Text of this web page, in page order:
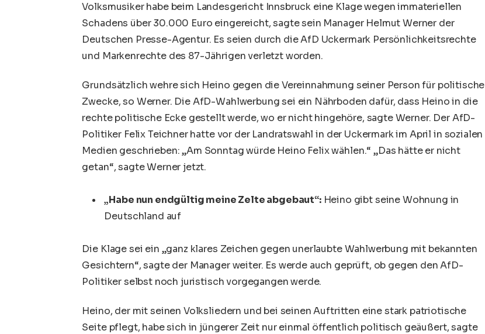
Volksmusiker habe beim Landesgericht Innsbruck eine Klage wegen immateriellen
Schadens über 30.000 Euro eingereicht, sagte sein Manager Helmut Werner der
Deutschen Presse-Agentur. Es seien durch die AfD Uckermark Persönlichkeitsrechte
und Markenrechte des 87-Jährigen verletzt worden.
Grundsätzlich wehre sich Heino gegen die Vereinnahmung seiner Person für politische
Zwecke, so Werner. Die AfD-Wahlwerbung sei ein Nährboden dafür, dass Heino in die
rechte politische Ecke gestellt werde, wo er nicht hingehöre, sagte Werner. Der AfD-
Politiker Felix Teichner hatte vor der Landratswahl in der Uckermark im April in sozialen
Medien geschrieben: „Am Sonntag würde Heino Felix wählen.“ „Das hätte er nicht
getan“, sagte Werner jetzt.
„Habe nun endgültig meine Zelte abgebaut“: Heino gibt seine Wohnung in
Deutschland auf
Die Klage sei ein „ganz klares Zeichen gegen unerlaubte Wahlwerbung mit bekannten
Gesichtern“, sagte der Manager weiter. Es werde auch geprüft, ob gegen den AfD-
Politiker selbst noch juristisch vorgegangen werde.
Heino, der mit seinen Volksliedern und bei seinen Auftritten eine stark patriotische
Seite pflegt, habe sich in jüngerer Zeit nur einmal öffentlich politisch geäußert, sagte